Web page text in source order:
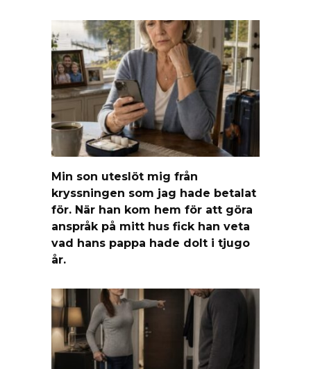
Min son uteslöt mig från
kryssningen som jag hade betalat
för. När han kom hem för att göra
anspråk på mitt hus fick han veta
vad hans pappa hade dolt i tjugo
år.